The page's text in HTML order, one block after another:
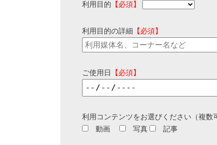
利用目的 【必須】
利用目的の詳細 【必須】
ご使用日 【必須】
利用コンテンツをお選びください（複数
動画
写真 記事